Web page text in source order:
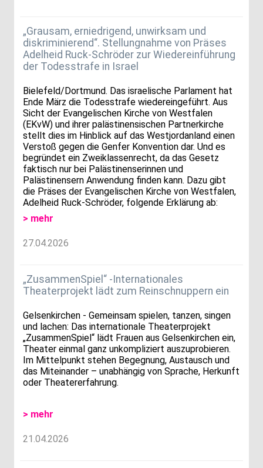
„Grausam, erniedrigend, unwirksam und
diskriminierend“. Stellungnahme von Präses
Adelheid Ruck-Schröder zur Wiedereinführung
der Todesstrafe in Israel
Bielefeld/Dortmund. Das israelische Parlament hat
Ende März die Todesstrafe wiedereingeführt. Aus
Sicht der Evangelischen Kirche von Westfalen
(EKvW) und ihrer palästinensischen Partnerkirche
stellt dies im Hinblick auf das Westjordanland einen
Verstoß gegen die Genfer Konvention dar. Und es
begründet ein Zweiklassenrecht, da das Gesetz
faktisch nur bei Palästinenserinnen und
Palästinensern Anwendung finden kann. Dazu gibt
die Präses der Evangelischen Kirche von Westfalen,
Adelheid Ruck-Schröder, folgende Erklärung ab:
> mehr
27.04.2026
„ZusammenSpiel“ -Internationales
Theaterprojekt lädt zum Reinschnuppern ein
Gelsenkirchen - Gemeinsam spielen, tanzen, singen
und lachen: Das internationale Theaterprojekt
„ZusammenSpiel“ lädt Frauen aus Gelsenkirchen ein,
Theater einmal ganz unkompliziert auszuprobieren.
Im Mittelpunkt stehen Begegnung, Austausch und
das Miteinander – unabhängig von Sprache, Herkunft
oder Theatererfahrung.
> mehr
21.04.2026